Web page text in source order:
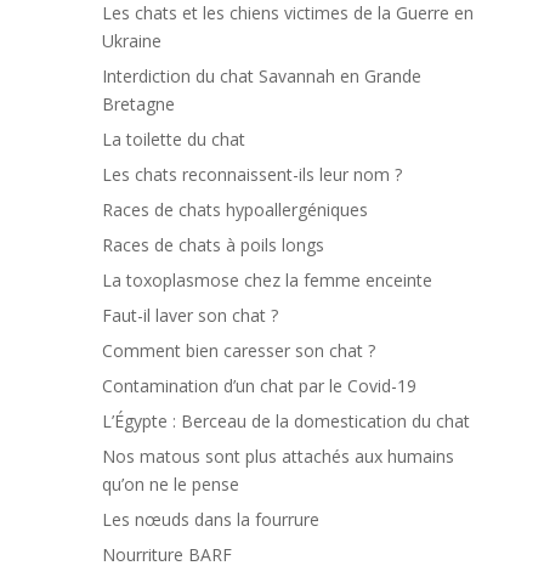
Les chats et les chiens victimes de la Guerre en
Ukraine
Interdiction du chat Savannah en Grande
Bretagne
La toilette du chat
Les chats reconnaissent-ils leur nom ?
Races de chats hypoallergéniques
Races de chats à poils longs
La toxoplasmose chez la femme enceinte
Faut-il laver son chat ?
Comment bien caresser son chat ?
Contamination d’un chat par le Covid-19
L’Égypte : Berceau de la domestication du chat
Nos matous sont plus attachés aux humains
qu’on ne le pense
Les nœuds dans la fourrure
Nourriture BARF